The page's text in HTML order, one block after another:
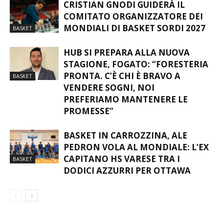
BASKET
CRISTIAN GNODI GUIDERÀ IL
COMITATO ORGANIZZATORE DEI
MONDIALI DI BASKET SORDI 2027
BASKET
HUB SI PREPARA ALLA NUOVA
STAGIONE, FOGATO: “FORESTERIA
PRONTA. C’È CHI È BRAVO A
VENDERE SOGNI, NOI
PREFERIAMO MANTENERE LE
PROMESSE”
BASKET
BASKET IN CARROZZINA, ALE
PEDRON VOLA AL MONDIALE: L’EX
CAPITANO HS VARESE TRA I
DODICI AZZURRI PER OTTAWA